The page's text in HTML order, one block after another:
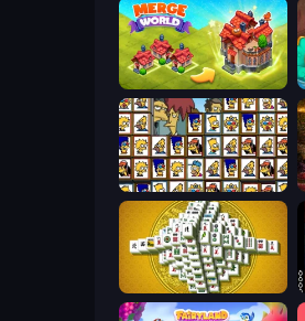
Merge World
Tiles of the Simpsons
Mahjong Tower